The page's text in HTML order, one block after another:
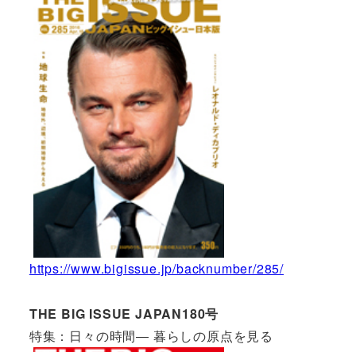
https://www.bigissue.jp/backnumber/285/
THE BIG ISSUE JAPAN180号
特集：日々の時間― 暮らしの原点を見る